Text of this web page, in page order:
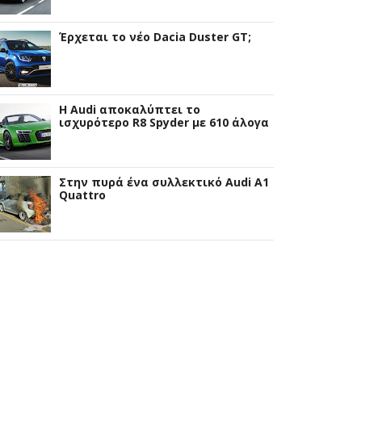
Έρχεται το νέο Dacia Duster GT;
Η Audi αποκαλύπτει το
ισχυρότερο R8 Spyder με 610 άλογα
Στην πυρά ένα συλλεκτικό Audi A1
Quattro